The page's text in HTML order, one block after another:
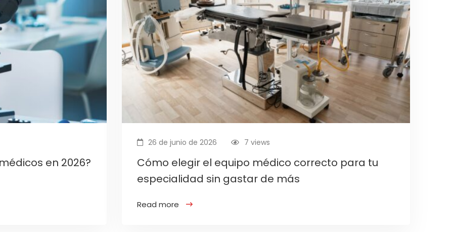
en 2026?
26 de junio de 2026 7 views
Cómo elegir el equipo médico correcto para tu
especialidad sin gastar de más
Read more